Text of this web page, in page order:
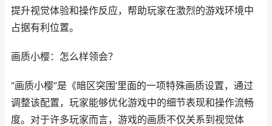
提升视觉体验和操作反应，帮助玩家在激烈的游戏环境中
占据有利位置。
画质小樱：怎么样领会？
“画质小樱”是《暗区突围’里面的一项特殊画质设置，通过
调整该配置，玩家能够优化游戏中的细节表现和操作流畅
度。对于许多玩家而言，游戏的画质不仅关系到视觉体